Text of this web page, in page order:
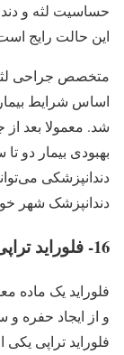
حساسیت لثه و
این حالت رایج
متخصص جراحی لثه
اساس شرایط
شد. معمولا بعد از
بهبودی بیمار دو
دندانپزشکی
دندانپزشک شهر
16- فلوراید تراپی با دندانپزشک
فلوراید یک
و از ایجاد حفره
فلوراید تراپی